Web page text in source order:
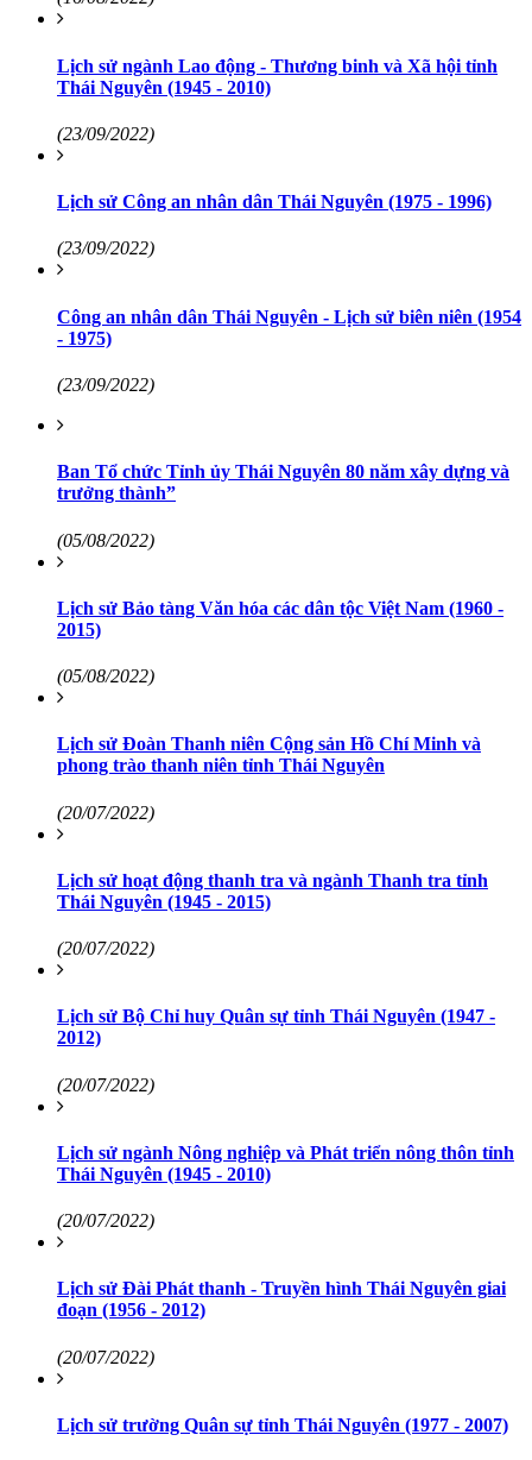
Lịch sử ngành Lao động - Thương binh và Xã hội tỉnh
Thái Nguyên (1945 - 2010)
(23/09/2022)
Lịch sử Công an nhân dân Thái Nguyên (1975 - 1996)
(23/09/2022)
Công an nhân dân Thái Nguyên - Lịch sử biên niên (1954
- 1975)
(23/09/2022)
Ban Tổ chức Tỉnh ủy Thái Nguyên 80 năm xây dựng và
trưởng thành”
(05/08/2022)
Lịch sử Bảo tàng Văn hóa các dân tộc Việt Nam (1960 -
2015)
(05/08/2022)
Lịch sử Đoàn Thanh niên Cộng sản Hồ Chí Minh và
phong trào thanh niên tỉnh Thái Nguyên
(20/07/2022)
Lịch sử hoạt động thanh tra và ngành Thanh tra tỉnh
Thái Nguyên (1945 - 2015)
(20/07/2022)
Lịch sử Bộ Chỉ huy Quân sự tỉnh Thái Nguyên (1947 -
2012)
(20/07/2022)
Lịch sử ngành Nông nghiệp và Phát triển nông thôn tỉnh
Thái Nguyên (1945 - 2010)
(20/07/2022)
Lịch sử Đài Phát thanh - Truyền hình Thái Nguyên giai
đoạn (1956 - 2012)
(20/07/2022)
Lịch sử trường Quân sự tỉnh Thái Nguyên (1977 - 2007)